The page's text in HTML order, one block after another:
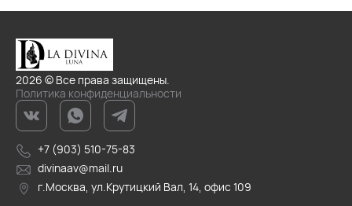
2026 © Все права защищены.
Политика конфиденциальности
+7 (903) 510-75-83
divinaav@mail.ru
г.Москва, ул.Крутицкий Вал, 14, офис 109